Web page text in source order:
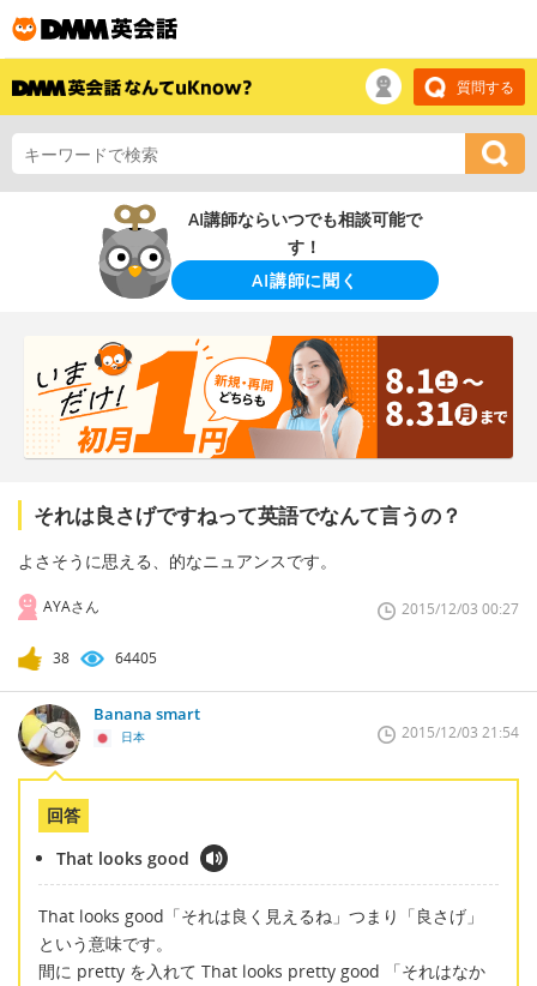
質問する
AI講師ならいつでも相談可能で
す！
AI講師に聞く
それは良さげですねって英語でなんて言うの？
よさそうに思える、的なニュアンスです。
AYAさん 2015/12/03 00:27
38 64405
Banana smart
日本 2015/12/03 21:54
回答
That looks good
That looks good「それは良く見えるね」つまり「良さげ」
という意味です。
間に pretty を入れて That looks pretty good 「それはなか